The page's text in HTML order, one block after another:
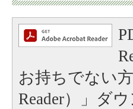
お持ちでない
Reader）」ダ